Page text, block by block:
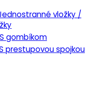
vložky /
gombíkom
prestupovou spojkou